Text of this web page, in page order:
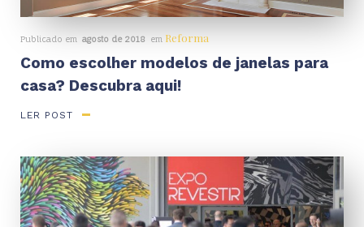
Publicado em agosto de 2018 em Reforma
Como escolher modelos de janelas para
casa? Descubra aqui!
LER POST